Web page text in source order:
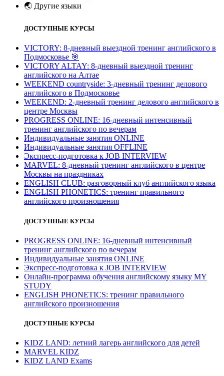
🌏 Другие языки
ДОСТУПНЫЕ КУРСЫ
VICTORY: 8-дневный выездной тренинг английского в
Подмосковье 🎯
VICTORY ALTAY: 8-дневный выездной тренинг
английского на Алтае
WEEKEND countryside: 3-дневный тренинг делового
английского в Подмосковье
WEEKEND: 2-дневный тренинг делового английского в
центре Москвы
PROGRESS ONLINE: 16-дневный интенсивный
тренинг английского по вечерам
Индивидуальные занятия ONLINE
Индивидуальные занятия OFFLINE
Экспресс-подготовка к JOB INTERVIEW
МARVEL: 8-дневный тренинг английского в центре
Москвы на праздниках
ENGLISH CLUB: разговорный клуб английского языка
ENGLISH PHONETICS: тренинг правильного
английского произношения
ДОСТУПНЫЕ КУРСЫ
PROGRESS ONLINE: 16-дневный интенсивный
тренинг английского по вечерам
Индивидуальные занятия ONLINE
Экспресс-подготовка к JOB INTERVIEW
Онлайн-программа обучения английскому языку MY
STUDY
ENGLISH PHONETICS: тренинг правильного
английского произношения
ДОСТУПНЫЕ КУРСЫ
KIDZ LAND: летний лагерь английского для детей
MARVEL KIDZ
KIDZ LAND Exams